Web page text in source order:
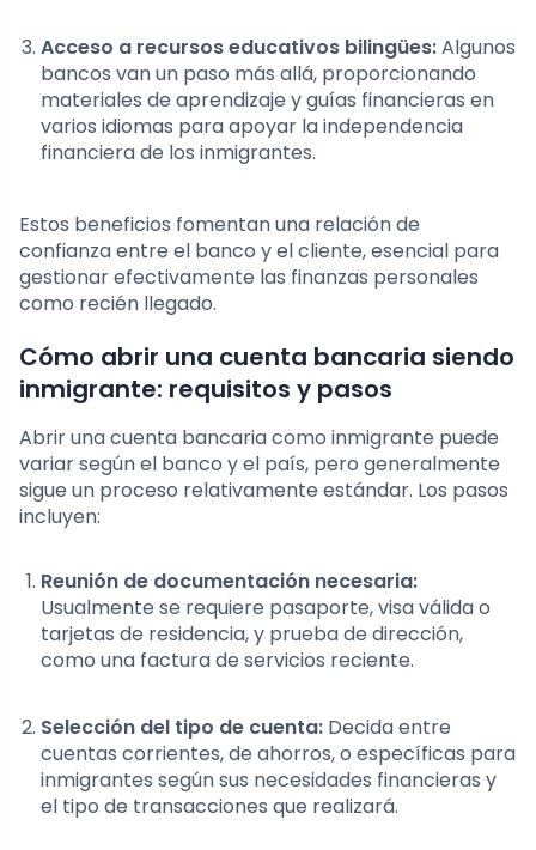
Acceso a recursos educativos bilingües:Algunos
bancos van un paso más allá, proporcionando
materiales de aprendizaje y guías financieras en
varios idiomas para apoyar la independencia
financiera de los inmigrantes.
Estos beneficios fomentan una relación de
confianza entre el banco y el cliente, esencial para
gestionar efectivamente las finanzas personales
como recién llegado.
Cómo abrir una cuenta bancaria siendo
inmigrante: requisitos y pasos
Abrir una cuenta bancaria como inmigrante puede
variar según el banco y el país, pero generalmente
sigue un proceso relativamente estándar. Los pasos
incluyen:
Reunión de documentación necesaria:
Usualmente se requiere pasaporte, visa válida o
tarjetas de residencia, y prueba de dirección,
como una factura de servicios reciente.
Selección del tipo de cuenta: Decida entre
cuentas corrientes, de ahorros, o específicas para
inmigrantes según sus necesidades financieras y
el tipo de transacciones que realizará.